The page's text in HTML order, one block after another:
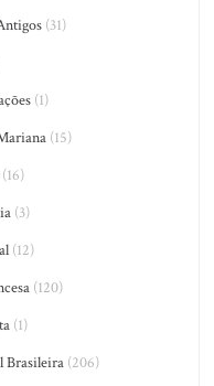
(31)
(1)
(15)
(16)
(3)
(12)
(120)
(1)
Brasileira(206)